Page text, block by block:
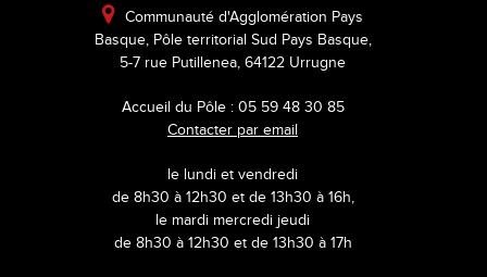

Communauté d'Agglomération Pays
Basque, Pôle territorial Sud Pays Basque,
5-7 rue Putillenea, 64122 Urrugne
Accueil du Pôle : 05 59 48 30 85
Contacter par email
le lundi et vendredi
de 8h30 à 12h30 et de 13h30 à 16h,
le mardi mercredi jeudi
de 8h30 à 12h30 et de 13h30 à 17h